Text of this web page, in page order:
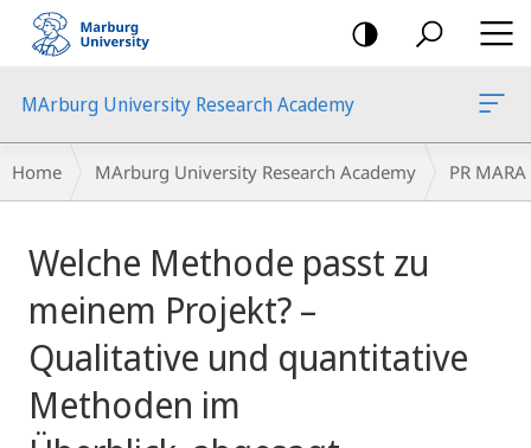
mobile
navigation
MArburg University Research Academy
Breadcrumb-
Navigation
Home MArburg University Research Academy PR MARA
content
Welche Methode passt zu
meinem Projekt? –
Qualitative und quantitative
Methoden im